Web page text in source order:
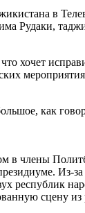
в
Рудаки,
как
в члены
Из-
республик
сцену